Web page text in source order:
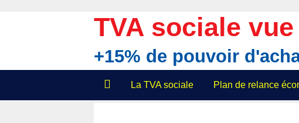
TVA sociale
+15% de pouvoir
La TVA sociale Plan de relance